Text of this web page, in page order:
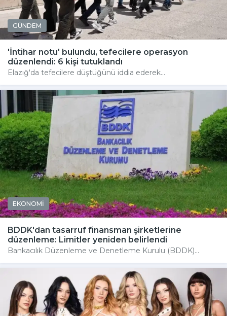
GÜNDEM
'İntihar notu' bulundu, tefecilere operasyon
düzenlendi: 6 kişi tutuklandı
Elazığ'da tefecilere düştüğünü iddia ederek...
EKONOMİ
BDDK'dan tasarruf finansman şirketlerine
düzenleme: Limitler yeniden belirlendi
Bankacılık Düzenleme ve Denetleme Kurulu (BDDK)...